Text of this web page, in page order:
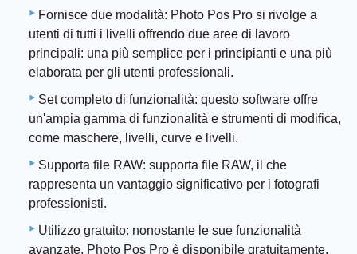
Fornisce due modalità: Photo Pos Pro si rivolge a
utenti di tutti i livelli offrendo due aree di lavoro
principali: una più semplice per i principianti e una più
elaborata per gli utenti professionali.
Set completo di funzionalità: questo software offre
un'ampia gamma di funzionalità e strumenti di modifica,
come maschere, livelli, curve e livelli.
Supporta file RAW: supporta file RAW, il che
rappresenta un vantaggio significativo per i fotografi
professionisti.
Utilizzo gratuito: nonostante le sue funzionalità
avanzate, Photo Pos Pro è disponibile gratuitamente.